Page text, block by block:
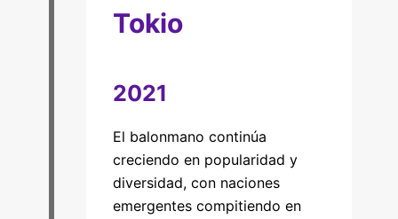
Tokio
2021
El balonmano continúa
creciendo en popularidad y
diversidad, con naciones
emergentes compitiendo en